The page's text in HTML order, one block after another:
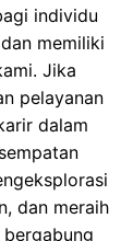
individu
memiliki
Jika
pelayanan
dalam
dan meraih